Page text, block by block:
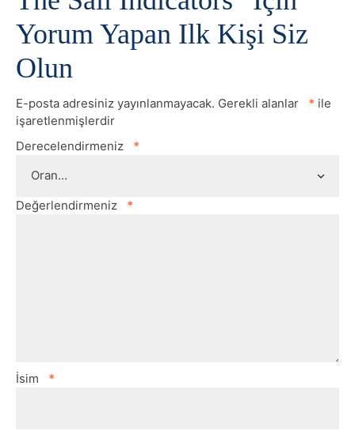
Yorum Yapan Ilk Kişi Siz
Olun
E-posta adresiniz yayınlanmayacak. Gerekli alanlar * ile
işaretlenmişlerdir
Derecelendirmeniz
*
Değerlendirmeniz *
İsim *